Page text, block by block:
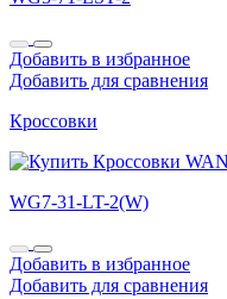
Добавить в избранное
Добавить для сравнения
Кроссовки
WG7-31-LT-2(W)
Добавить в избранное
Добавить для сравнения